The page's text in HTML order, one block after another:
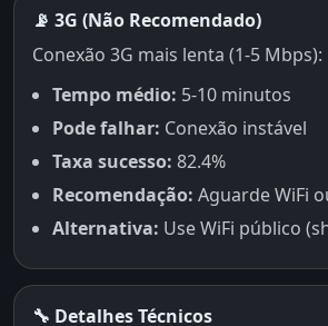
📡 3G (Não Recomendado)
Conexão 3G mais lenta (1-5 Mbps):
Tempo médio: 5-10 minutos
Pode falhar: Conexão instável
Taxa sucesso: 82.4%
Recomendação: Aguarde WiFi
Alternativa: Use WiFi público
🔧 Detalhes Técnicos